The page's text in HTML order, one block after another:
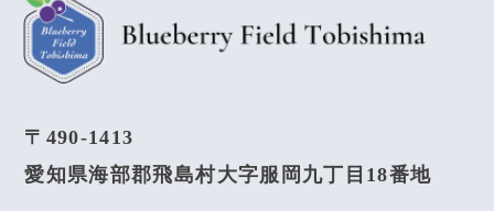
〒490-1413
愛知県海部郡飛島村大字服岡九丁目18番地